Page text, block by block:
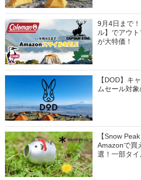
9月4日まで
ル】でアウ
が大特価！
【DOD】キ
ムセール対
【Snow
Amazonで買
選！一部タ